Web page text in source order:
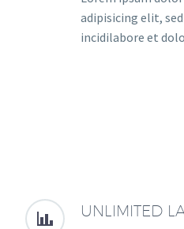
adipisicing elit,
incidilabore et

 UNLIMITED